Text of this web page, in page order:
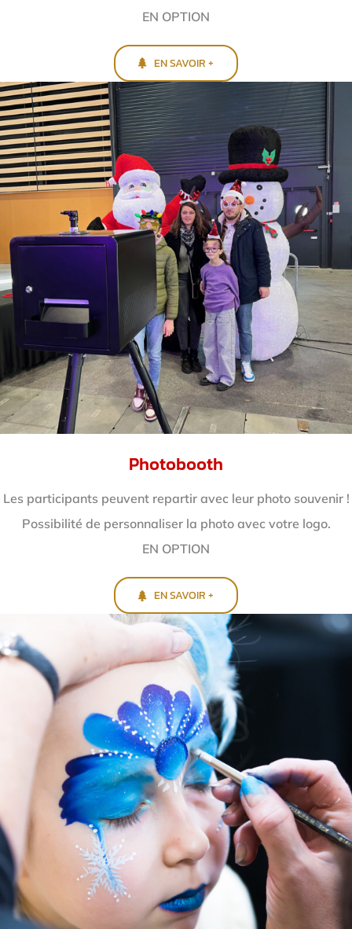
EN OPTION
EN SAVOIR +
Photobooth
Les participants peuvent repartir avec leur photo souvenir !
Possibilité de personnaliser la photo avec votre logo.
EN OPTION
EN SAVOIR +